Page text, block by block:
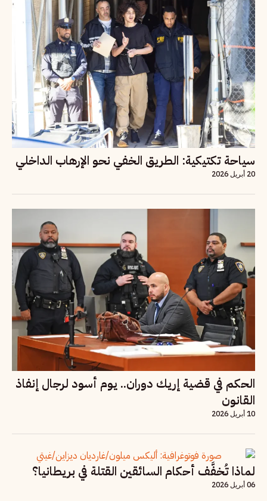
سياحة تكتيكية: الطريق الخفي نحو الإرهاب الداخلي
20 أبريل 2026
الحكم في قضية إريك دوران.. يوم أسود لرجال إنفاذ
القانون
10 أبريل 2026
لماذا تُخفَّف أحكام السائقين القتلة في بريطانيا؟
06 أبريل 2026